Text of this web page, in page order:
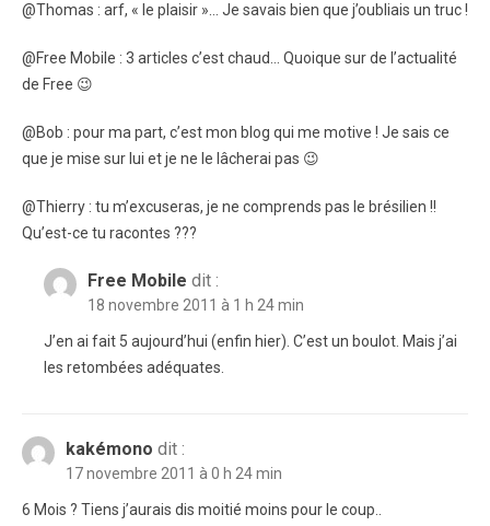
@Thomas : arf, « le plaisir »… Je savais bien que j’oubliais un truc !
@Free Mobile : 3 articles c’est chaud… Quoique sur de l’actualité
de Free 😉
@Bob : pour ma part, c’est mon blog qui me motive ! Je sais ce
que je mise sur lui et je ne le lâcherai pas 😉
@Thierry : tu m’excuseras, je ne comprends pas le brésilien !!
Qu’est-ce tu racontes ???
Free Mobile dit :
18 novembre 2011 à 1 h 24 min
J’en ai fait 5 aujourd’hui (enfin hier). C’est un boulot. Mais j’ai
les retombées adéquates.
kakémono dit :
17 novembre 2011 à 0 h 24 min
6 Mois ? Tiens j’aurais dis moitié moins pour le coup..